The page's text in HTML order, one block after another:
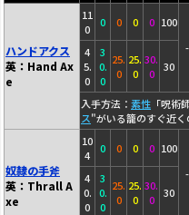
ハンドアクス
英：Hand Ax
e
11
0
0 0 0 0 100
-
4
5.
0
3
0.
0
25.
0
25.
0
30.
0
30
入手方法： 素性 「呪術
ス"がいる籠のすぐ近く
奴隷の手斧
英：Thrall A
xe
10
4
0 0 0 0 100
-
4
0.
0
3
0.
0
25.
0
25.
0
30.
0
30